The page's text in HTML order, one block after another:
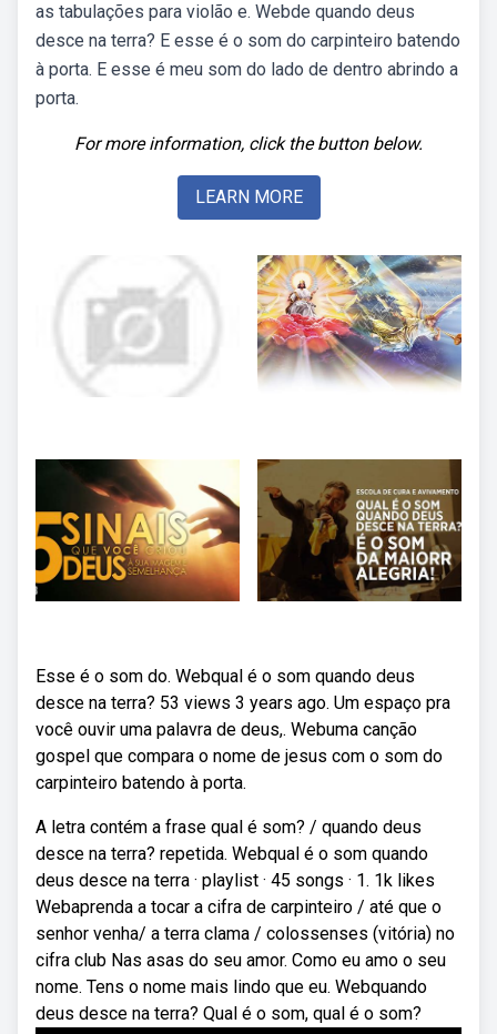
as tabulações para violão e. Webde quando deus
desce na terra? E esse é o som do carpinteiro batendo
à porta. E esse é meu som do lado de dentro abrindo a
porta.
For more information, click the button below.
LEARN MORE
Esse é o som do. Webqual é o som quando deus
desce na terra? 53 views 3 years ago. Um espaço pra
você ouvir uma palavra de deus,. Webuma canção
gospel que compara o nome de jesus com o som do
carpinteiro batendo à porta.
A letra contém a frase qual é som? / quando deus
desce na terra? repetida. Webqual é o som quando
deus desce na terra · playlist · 45 songs · 1. 1k likes
Webaprenda a tocar a cifra de carpinteiro / até que o
senhor venha/ a terra clama / colossenses (vitória) no
cifra club Nas asas do seu amor. Como eu amo o seu
nome. Tens o nome mais lindo que eu. Webquando
deus desce na terra? Qual é o som, qual é o som?